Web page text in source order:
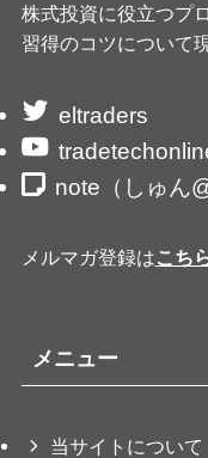
株式投資に役立つプ
習得のコツについて
eltraders
note（しゅん
メルマガ登録はこち
メニュー
当サイトについて